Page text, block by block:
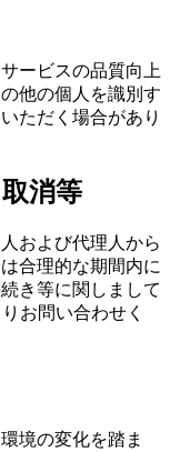
ービスの品質向上
他の個人を識別す
ただく場合があり
消等
および代理人から
合理的な期間内に
き等に関しまして
お問い合わせく
境の変化を踏ま